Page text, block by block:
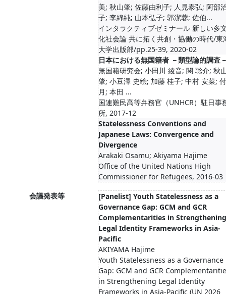
美; 秋山肇; 佐藤由利子; 人見泰弘; 阿部
子; 李綿純; 山本弘子; 郭潔蓉; 佐伯...
インタラクティブゼミナール 新しい多
化社会論 共に拓く共創・協働の時代/東
大学出版部/pp.25-39, 2020-02
日本における無国籍者 －類型論的調査
無国籍研究会; 小田川 綾音; 関 聡介; 秋
肇; 小豆澤 史絵; 加藤 桂子; 中村 安菜; 付
月; 本田 ...
国連難民高等弁務官（UNHCR）駐日事
所, 2017-12
Statelessness Conventions and
Japanese Laws: Convergence and
Divergence
Arakaki Osamu; Akiyama Hajime
Office of the United Nations High
Commissioner for Refugees, 2016-03
会議発表等
[Panelist] Youth Statelessness as a
Governance Gap: GCM and GCR
Complementarities in Strengthening
Legal Identity Frameworks in Asia-
Pacific
AKIYAMA Hajime
Youth Statelessness as a Governance
Gap: GCM and GCR
in Strengthening Legal Identity
Frameworks in Asia-Pacific (UN 2026